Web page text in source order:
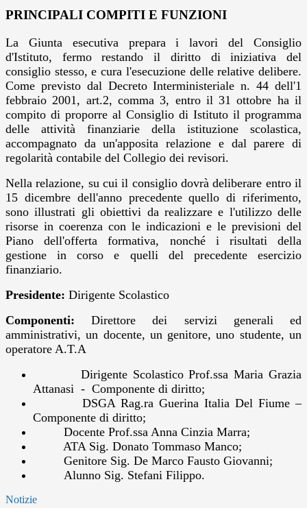
PRINCIPALI COMPITI E FUNZIONI
La Giunta esecutiva prepara i lavori del Consiglio
d'Istituto, fermo restando il diritto di iniziativa del
consiglio stesso, e cura l'esecuzione delle relative delibere.
Come previsto dal Decreto Interministeriale n. 44 dell'1
febbraio 2001, art.2, comma 3, entro il 31 ottobre ha il
compito di proporre al Consiglio di Istituto il programma
delle attività finanziarie della istituzione scolastica,
accompagnato da un'apposita relazione e dal parere di
regolarità contabile del Collegio dei revisori.
Nella relazione, su cui il consiglio dovrà deliberare entro il
15 dicembre dell'anno precedente quello di riferimento,
sono illustrati gli obiettivi da realizzare e l'utilizzo delle
risorse in coerenza con le indicazioni e le previsioni del
Piano dell'offerta formativa, nonché i risultati della
gestione in corso e quelli del precedente esercizio
finanziario.
Presidente: Dirigente Scolastico
Componenti:Direttore dei servizi generali ed
amministrativi, un docente, un genitore, uno studente, un
operatore A.T.A
Dirigente Scolastico Prof.ssa Maria Grazia
Attanasi - Componente di diritto;
DSGA Rag.ra Guerina Italia Del Fiume –
Componente di diritto;
Docente Prof.ssa Anna Cinzia Marra;
ATA Sig. Donato Tommaso Manco;
Genitore Sig. De Marco Fausto Giovanni;
Alunno Sig. Stefani Filippo.
Notizie